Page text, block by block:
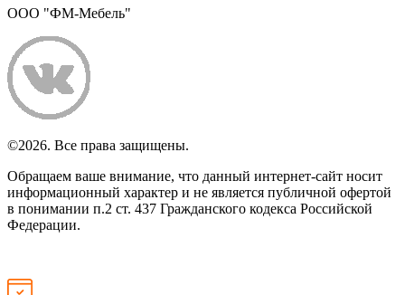
ООО "ФМ-Мебель"
©2026. Все права защищены.
Обращаем ваше внимание, что данный интернет-сайт носит
информационный характер и не является публичной офертой
в понимании п.2 ст. 437 Гражданского кодекса Российской
Федерации.